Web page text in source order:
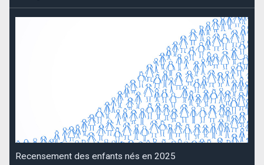
Recensement des enfants nés en 2025